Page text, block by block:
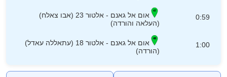
0:59
אום אל גאנם - אלטור 23 (אבו צאלח)
(העלאה והורדה)
1:00
אום אל גאנם - אלטור 18 (עתאללה עאדל)
(הורדה)